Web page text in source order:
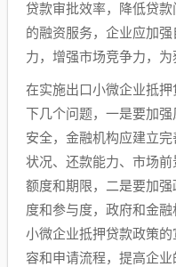
贷款审批效率，降低贷
的融资服务，企业应加
力，增强市场竞争力，为
在实施出口小微企业抵
下几个问题，一是要加
安全，金融机构应建立
状况、还款能力、市场
额度和期限，二是要加
度和参与度，政府和金
小微企业抵押贷款政策
容和申请流程，提高企